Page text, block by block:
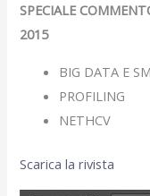
SPECIALE
2015
BIG DATA E
PROFILING
NETHCV
Scarica la rivista